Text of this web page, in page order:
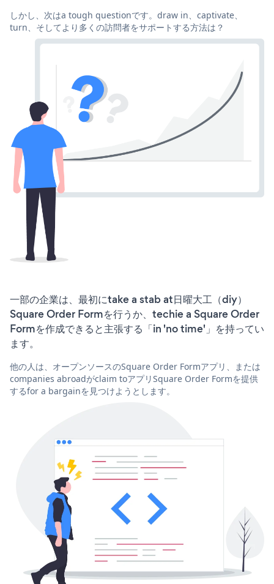
しかし、次はa tough questionです。draw in、captivate、
turn、そしてより多くの訪問者をサポートする方法は？
一部の企業は、最初にtake a stab at日曜大工（diy）
Square Order Formを行うか、techie a Square Order
Formを作成できると主張する「in 'no time'」を持ってい
ます。
他の人は、オープンソースのSquare Order Formアプリ、または
companies abroadがclaim toアプリSquare Order Formを提供
するfor a bargainを見つけようとします。